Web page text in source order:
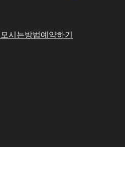
모시는방법예약하기